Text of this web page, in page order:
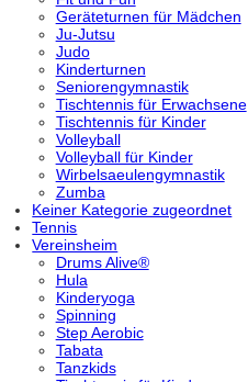
Geräteturnen für Mädchen
Ju-Jutsu
Judo
Kinderturnen
Seniorengymnastik
Tischtennis für Erwachsene
Tischtennis für Kinder
Volleyball
Volleyball für Kinder
Wirbelsaeulengymnastik
Zumba
Keiner Kategorie zugeordnet
Tennis
Vereinsheim
Drums Alive®
Hula
Kinderyoga
Spinning
Step Aerobic
Tabata
Tanzkids